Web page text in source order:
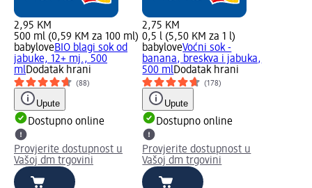
2,95 KM
500 ml (0,59 KM za 100 ml)
babyloveBIO blagi sok od
jabuke, 12+ mj., 500
mlDodatak hrani
(88)
Upute
Dostupno online
Provjerite dostupnost u
Vašoj dm trgovini
2,75 KM
0,5 l (5,50 KM za 1 l)
babyloveVoćni sok -
banana, breskva i jabuka,
500 mlDodatak hrani
(178)
Upute
Dostupno online
Provjerite dostupnost u
Vašoj dm trgovini